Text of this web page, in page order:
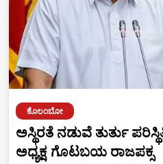
ಕೊಲಂಬೋ
ಅಸ್ಥಿರತೆ ನಡುವೆ ತುರ್ತು
ಅಧ್ಯಕ್ಷ ಗೊಟಬಯ ರಾಜಪಕ್ಸ